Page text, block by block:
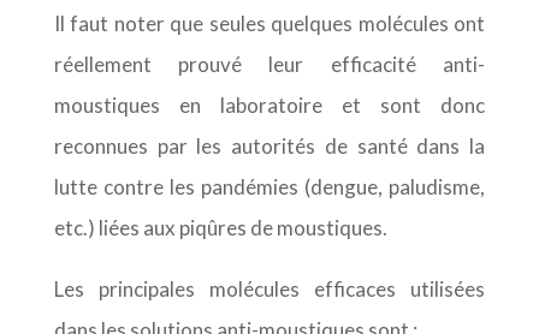
Il faut noter que seules quelques molécules ont
réellement prouvé leur efficacité anti-
moustiques en laboratoire et sont donc
reconnues par les autorités de santé dans la
lutte contre les pandémies (dengue, paludisme,
etc.) liées aux piqûres de moustiques.
Les principales molécules efficaces utilisées